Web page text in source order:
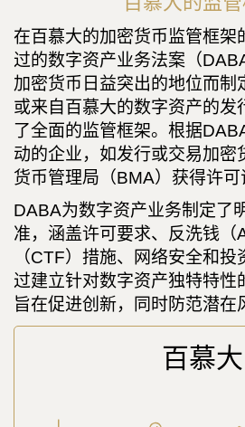
在百慕大的加密货币监管框架
过的数字资产业务法案（
加密货币日益突出的地位而制
或来自百慕大的数字资产的发
了全面的监管框架。根据
动的企业，如发行或交易加密
货币管理局（BMA）获得许可
DABA为数字资产业务制定了
准，涵盖许可要求、反洗钱（
（CTF）措施、网络安全和
过建立针对数字资产独特特性
旨在促进创新，同时防范潜在
百慕大